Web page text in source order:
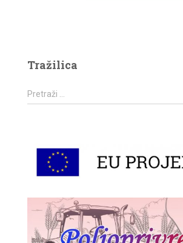
Tražilica
P
r
:
Pretraži …